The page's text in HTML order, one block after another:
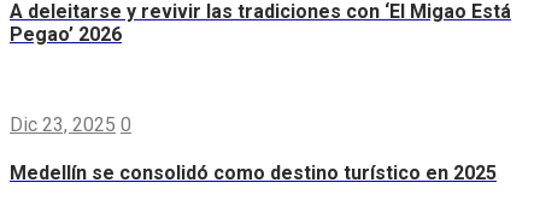
A deleitarse y revivir las tradiciones con ‘El Migao Está
Pegao’ 2026
Dic 23, 2025 0
Medellín se consolidó como destino turístico en 2025